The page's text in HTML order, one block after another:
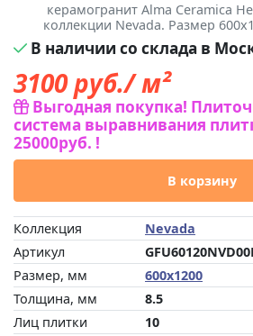
керамогранит Alma Ceramica
коллекции Nevada. Размер
В наличии со склада в
3100руб./ м²
Выгодная покупка!
система выравнивания
25000руб. !
В корзину
Коллекция
Nevada
Артикул
Размер, мм
600x1200
Толщина, мм
8.5
Лиц плитки
10